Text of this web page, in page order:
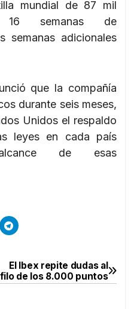
mundial de 87 mil
16 semanas de
semanas adicionales
que la compañía
durante seis meses,
Unidos el respaldo
leyes en cada país
de esas
El Ibex repite dudas al
filo de los 8.000 puntos